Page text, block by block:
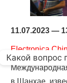
11.07.2023 —
Electronica
в Шанхае,
Какой вопрос